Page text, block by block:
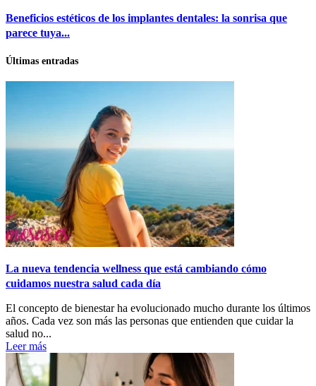
Beneficios estéticos de los implantes dentales: la sonrisa que
parece tuya...
Últimas entradas
La nueva tendencia wellness que está cambiando cómo
cuidamos nuestra salud cada día
El concepto de bienestar ha evolucionado mucho durante los últimos
años. Cada vez son más las personas que entienden que cuidar la
salud no...
Leer más